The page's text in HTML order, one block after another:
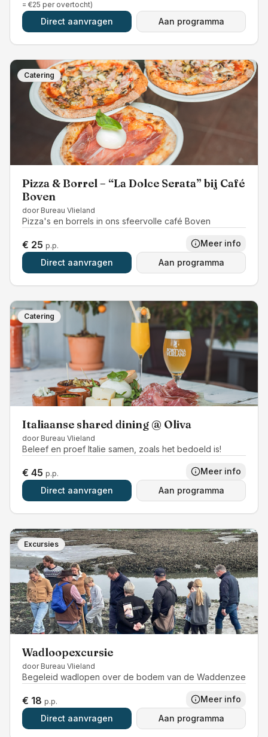
= €25 per overtocht)
Direct aanvragen Aan programma
Catering
Pizza & Borrel – “La Dolce Serata” bij Café
Boven
door Bureau Vlieland
Pizza's en borrels in ons sfeervolle café Boven
€ 25 p.p.
Meer info
Direct aanvragen
Aan programma
Catering
Italiaanse shared dining @ Oliva
door Bureau Vlieland
Beleef en proef Italie samen, zoals het bedoeld is!
€ 45 p.p.
Meer info
Direct aanvragen
Aan programma
Excursies
Wadloopexcursie
door Bureau Vlieland
Begeleid wadlopen over de bodem van de Waddenzee
€ 18 p.p.
Meer info
Direct aanvragen
Aan programma